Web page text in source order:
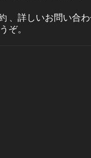
、 詳しいお問い合
ぞ。